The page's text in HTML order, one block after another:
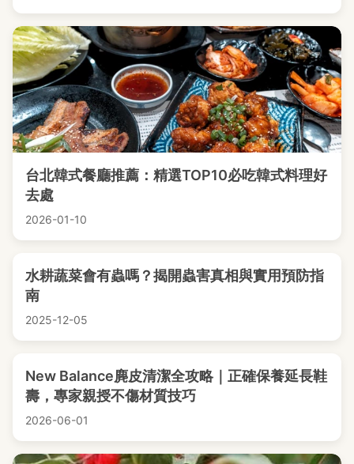
台北韓式餐廳推薦：精選TOP10必吃韓式料理好
去處
2026-01-10
水耕蔬菜會有蟲嗎？揭開蟲害真相與實用預防指
南
2025-12-05
New Balance麂皮清潔全攻略｜正確保養延長鞋
壽，專家親授不傷材質技巧
2026-06-01